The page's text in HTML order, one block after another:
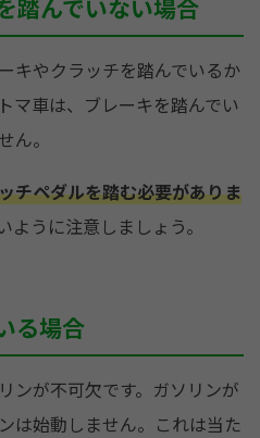
踏んでいない場合
キやクラッチを踏んでいるか
マ車は、ブレーキを踏んでい
ん。
チペダルを踏む必要がありま
ように注意しましょう。
る場合
ンが不可欠です。ガソリンが
は始動しません。これは当た